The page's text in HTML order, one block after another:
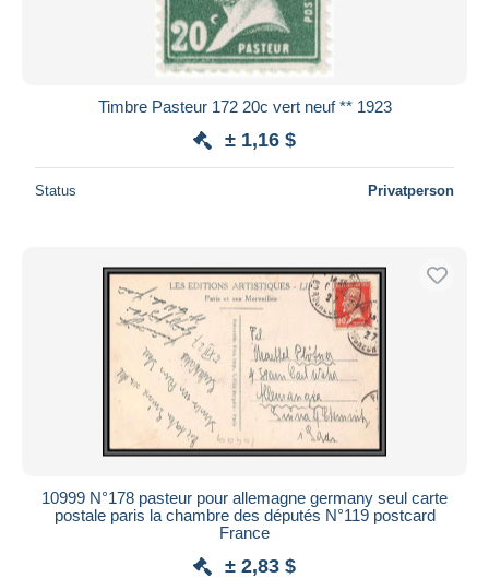
Timbre Pasteur 172 20c vert neuf ** 1923
± 1,16 $
Status Privatperson
10999 N°178 pasteur pour allemagne germany seul carte
postale paris la chambre des députés N°119 postcard
France
± 2,83 $